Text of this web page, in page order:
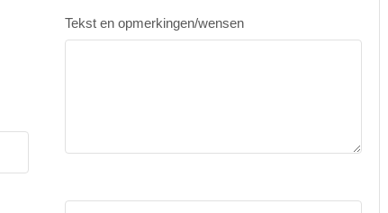
Tekst en opmerkingen/wensen